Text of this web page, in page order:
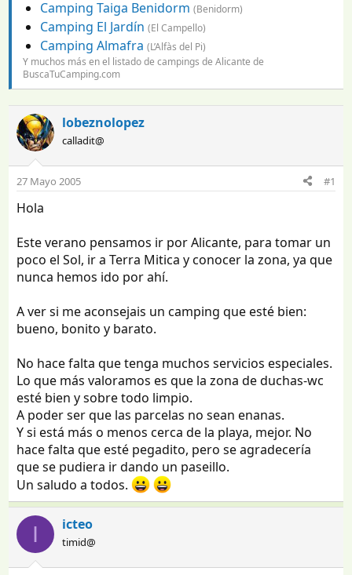
d
d
e
l
e
m
a
e
n
i
c
Camping Taiga Benidorm (Benidorm)
Camping El Jardín (El Campello)
Camping Almafra (L’Alfàs del Pi)
Y muchos más enel listado de campings de Alicante de
BuscaTuCamping.com
lobeznolopez
calladit@
27 Mayo 2005 #1
Hola
Este verano pensamos ir por Alicante, para tomar un
poco el Sol, ir a Terra Mitica y conocer la zona, ya que
nunca hemos ido por ahí.
A ver si me aconsejais un camping que esté bien:
bueno, bonito y barato.
No hace falta que tenga muchos servicios especiales.
Lo que más valoramos es que la zona de duchas-wc
esté bien y sobre todo limpio.
A poder ser que las parcelas no sean enanas.
Y si está más o menos cerca de la playa, mejor. No
hace falta que esté pegadito, pero se agradecería
que se pudiera ir dando un paseillo.
Un saludo a todos.
I icteo
timid@